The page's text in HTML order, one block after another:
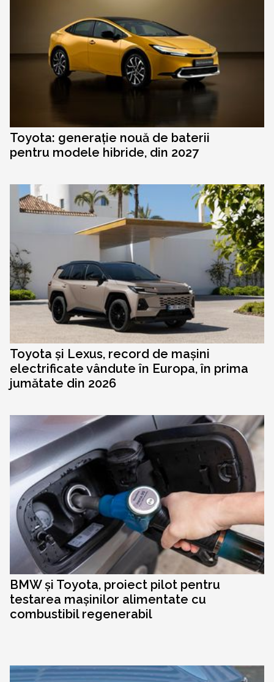
Toyota: generație nouă de baterii
pentru modele hibride, din 2027
Toyota și Lexus, record de mașini
electrificate vândute în Europa, în prima
jumătate din 2026
BMW și Toyota, proiect pilot pentru
testarea mașinilor alimentate cu
combustibil regenerabil